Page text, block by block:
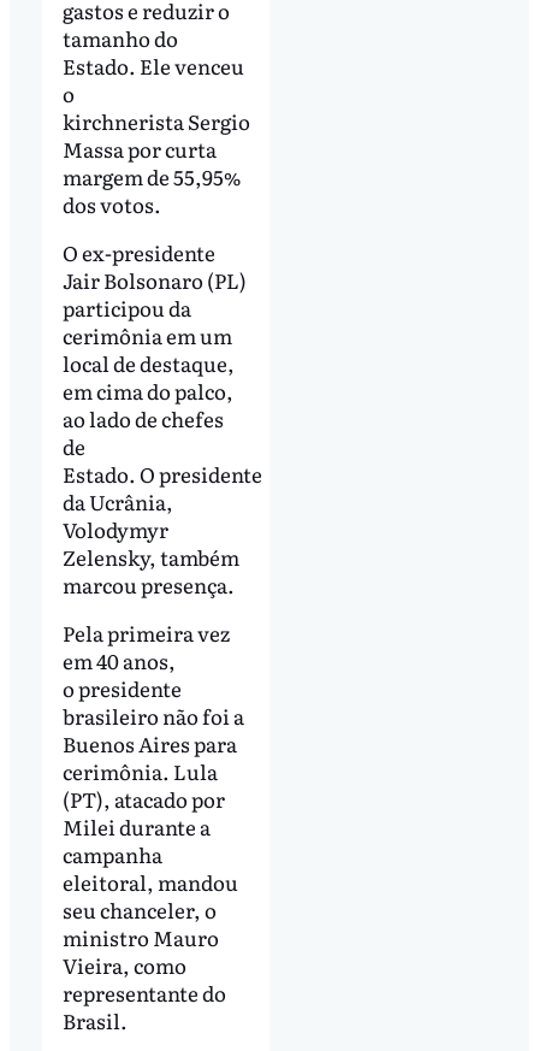
gastos e reduzir o
tamanho do
Estado. Ele venceu
o
kirchnerista Sergio
Massa por curta
margem de 55,95%
dos votos.
O ex-presidente
Jair Bolsonaro (PL)
participou da
cerimônia em um
local de destaque,
em cima do palco,
ao lado de chefes
de
Estado. O presidente
da Ucrânia,
Volodymyr
Zelensky, também
marcou presença.
Pela primeira vez
em 40 anos,
o presidente
brasileiro não foi a
Buenos Aires para
cerimônia. Lula
(PT), atacado por
Milei durante a
campanha
eleitoral, mandou
seu chanceler, o
ministro Mauro
Vieira, como
representante do
Brasil.